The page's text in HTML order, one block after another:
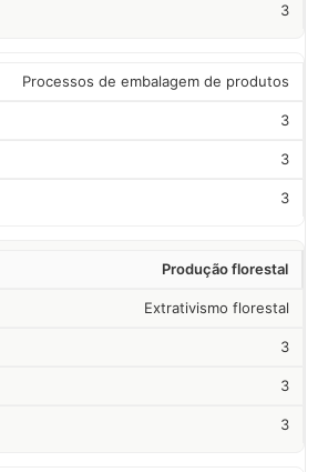
3
Processos de embalagem de produtos
3
3
3
Produção florestal
Extrativismo florestal
3
3
3